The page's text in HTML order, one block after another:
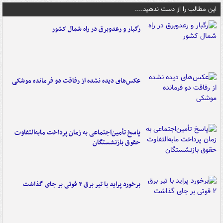
این مطالب را از دست ندهید....
رگبار و رعدوبرق در راه شمال کشور
عکس‌های دیده نشده از رفاقت دو فرمانده‌ موشکی
پاسخ تأمین‌اجتماعی به زمان پرداخت مابه‌التفاوت
حقوق بازنشستگان
برخورد پراید با تیر برق ۲ فوتی بر جای گذاشت